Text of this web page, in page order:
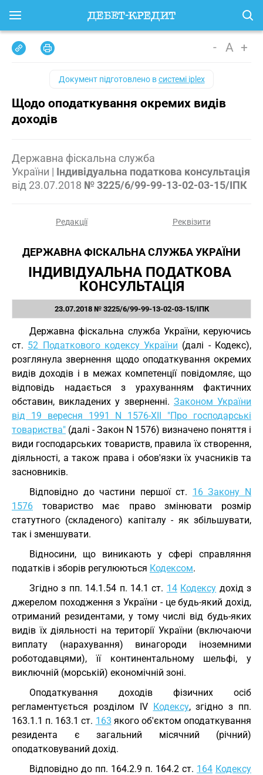
- A +
Документ підготовлено всистемі iplex
Щодо оподаткування окремих видів
доходів
Державна фіскальна служба
України | Індивідуальна податкова консультація
від 23.07.2018 № 3225/6/99-99-13-02-03-15/ІПК
Редакції Реквізити
ДЕРЖАВНА ФІСКАЛЬНА СЛУЖБА УКРАЇНИ
ІНДИВІДУАЛЬНА ПОДАТКОВА
КОНСУЛЬТАЦІЯ
23.07.2018 № 3225/6/99-99-13-02-03-15/ІПК
Державна фіскальна служба України, керуючись
ст. 52 Податкового кодексу України (далі - Кодекс),
розглянула звернення щодо оподаткування окремих
видів доходів і в межах компетенції повідомляє, що
відповідь надається з урахуванням фактичних
обставин, викладених у зверненні. Законом України
від 19 вересня 1991 N 1576-XII "Про господарські
товариства" (далі - Закон N 1576) визначено поняття і
види господарських товариств, правила їх створення,
діяльності, а також права і обов'язки їх учасників та
засновників.
Відповідно до частини першої ст. 16 Закону N
1576 товариство має право змінювати розмір
статутного (складеного) капіталу - як збільшувати,
так і зменшувати.
Відносини, що виникають у сфері справляння
податків і зборів регулюються Кодексом.
Згідно з пп. 14.1.54 п. 14.1 ст. 14 Кодексу дохід з
джерелом походження з України - це будь-який дохід,
отриманий резидентами, у тому числі від будь-яких
видів їх діяльності на території України (включаючи
виплату (нарахування) винагороди іноземними
роботодавцями), її континентальному шельфі, у
виключній (морській) економічній зоні.
Оподаткування доходів фізичних осіб
регламентується розділом IV Кодексу, згідно з пп.
163.1.1 п. 163.1 ст. 163 якого об'єктом оподаткування
резидента є загальний місячний (річний)
оподатковуваний дохід.
Відповідно до пп. 164.2.9 п. 164.2 ст. 164 Кодексу